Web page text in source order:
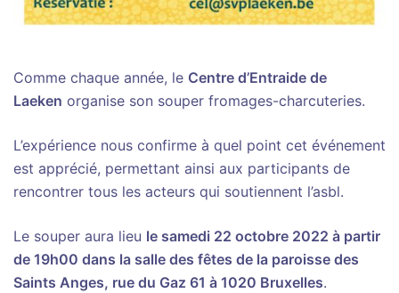
Comme chaque année, le Centre d’Entraide de
Laeken organise son souper fromages-charcuteries.
L’expérience nous confirme à quel point cet événement
est apprécié, permettant ainsi aux participants de
rencontrer tous les acteurs qui soutiennent l’asbl.
Le souper aura lieu le samedi 22 octobre 2022 à partir
de 19h00 dans la salle des fêtes de la paroisse des
Saints Anges, rue du Gaz 61 à 1020 Bruxelles.